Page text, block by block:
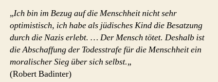
„Ich bin im Bezug auf die Menschheit nicht sehr
optimistisch, ich habe als jüdisches Kind die Besatzung
durch die Nazis erlebt. … Der Mensch tötet. Deshalb ist
die Abschaffung der Todesstrafe für die Menschheit ein
moralischer Sieg über sich selbst.„
(Robert Badinter)